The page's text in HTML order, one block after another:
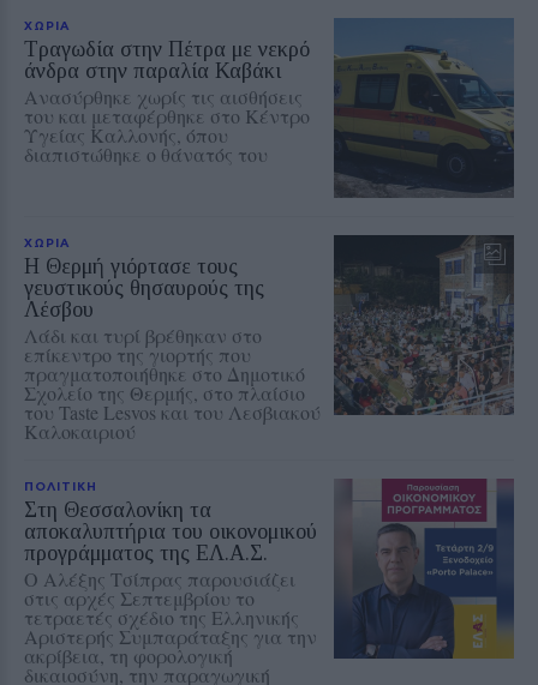
ΧΩΡΙΑ
Τραγωδία στην Πέτρα με νεκρό
άνδρα στην παραλία Καβάκι
Ανασύρθηκε χωρίς τις αισθήσεις
του και μεταφέρθηκε στο Κέντρο
Υγείας Καλλονής, όπου
διαπιστώθηκε ο θάνατός του
ΧΩΡΙΑ
Η Θερμή γιόρτασε τους
γευστικούς θησαυρούς της
Λέσβου
Λάδι και τυρί βρέθηκαν στο
επίκεντρο της γιορτής που
πραγματοποιήθηκε στο Δημοτικό
Σχολείο της Θερμής, στο πλαίσιο
του Taste Lesvos και του Λεσβιακού
Καλοκαιριού
ΠΟΛΙΤΙΚΗ
Στη Θεσσαλονίκη τα
αποκαλυπτήρια του οικονομικού
προγράμματος της ΕΛ.Α.Σ.
Ο Αλέξης Τσίπρας παρουσιάζει
στις αρχές Σεπτεμβρίου το
τετραετές σχέδιο της Ελληνικής
Αριστερής Συμπαράταξης για την
ακρίβεια, τη φορολογική
δικαιοσύνη, την παραγωγική